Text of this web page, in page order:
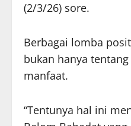
(2/3/26) sore.
Berbagai lomba
bukan hanya
manfaat.
“Tentunya hal ini